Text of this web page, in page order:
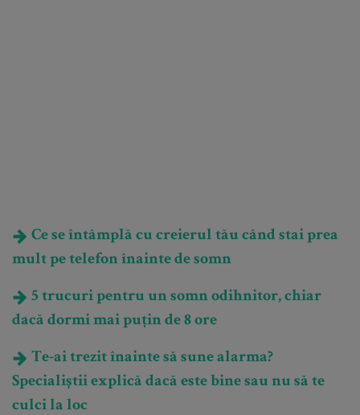
Ce se întâmplă cu creierul tău când stai prea
mult pe telefon înainte de somn
5 trucuri pentru un somn odihnitor, chiar
dacă dormi mai puțin de 8 ore
Te-ai trezit înainte să sune alarma?
Specialiștii explică dacă este bine sau nu să te
culci la loc